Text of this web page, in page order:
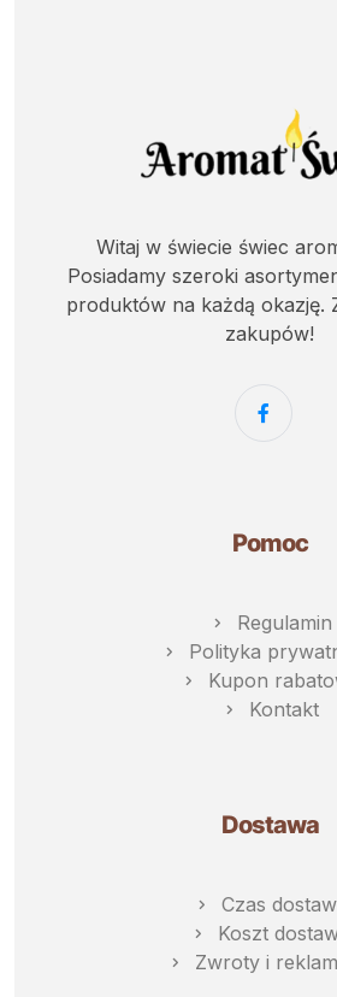
Witaj w świecie świec
Posiadamy szeroki
produktów na każdą okazję.
zakupów!
Pomoc
Regulamin
Polityka
Kupon
Kontakt
Dostawa
Czas
Koszt
Zwroty i